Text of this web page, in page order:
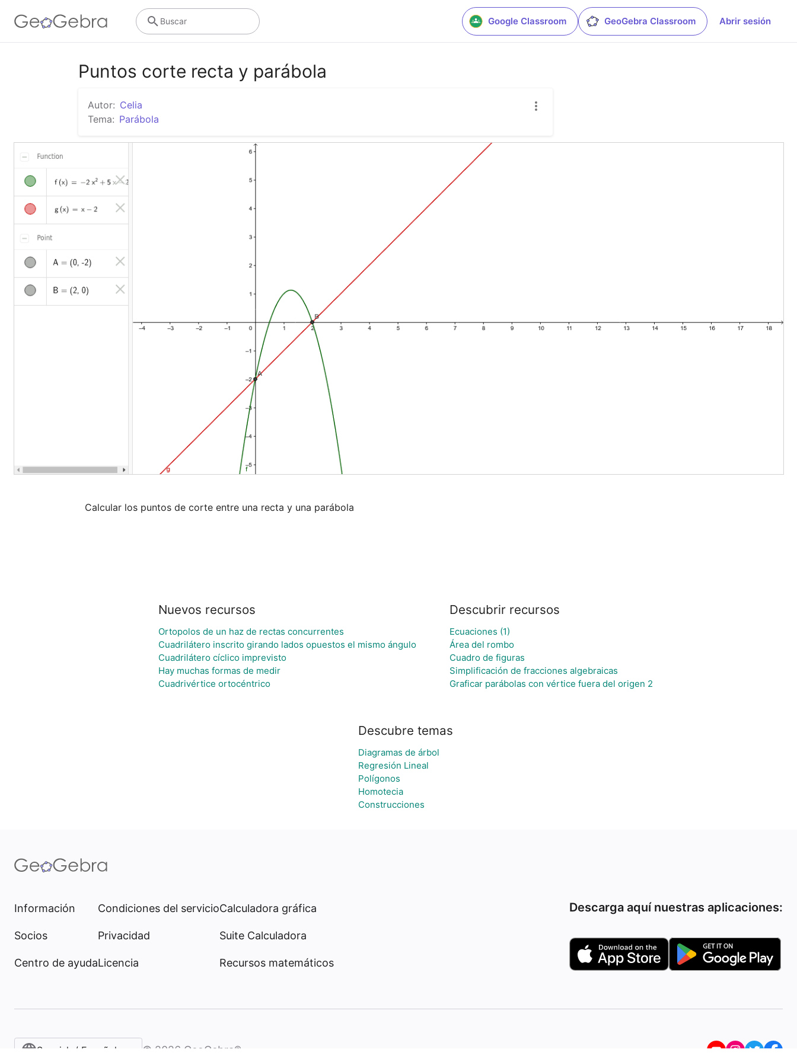
Google Classroom GeoGebra Classroom Abrir sesión
Buscar
Puntos corte recta y parábola
Autor: Celia
Tema: Parábola
Calcular los puntos de corte entre una recta y una parábola
Nuevos recursos
Ortopolos de un haz de rectas concurrentes
Cuadrilátero inscrito girando lados opuestos el mismo ángulo
Cuadrilátero cíclico imprevisto
Hay muchas formas de medir
Cuadrivértice ortocéntrico
Descubrir recursos
Ecuaciones (1)
Área del rombo
Cuadro de figuras
Simplificación de fracciones algebraicas
Graficar parábolas con vértice fuera del origen 2
Descubre temas
Diagramas de árbol
Regresión Lineal
Polígonos
Homotecia
Construcciones
Información
Socios
Centro de ayuda
Condiciones del servicio
Privacidad
Licencia
Calculadora gráfica
Suite Calculadora
Recursos matemáticos
Descarga aquí nuestras aplicaciones:
Spanish / Español (internacional)
© 2026 GeoGebra®